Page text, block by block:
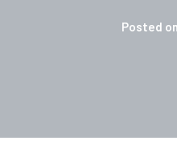
Posted on